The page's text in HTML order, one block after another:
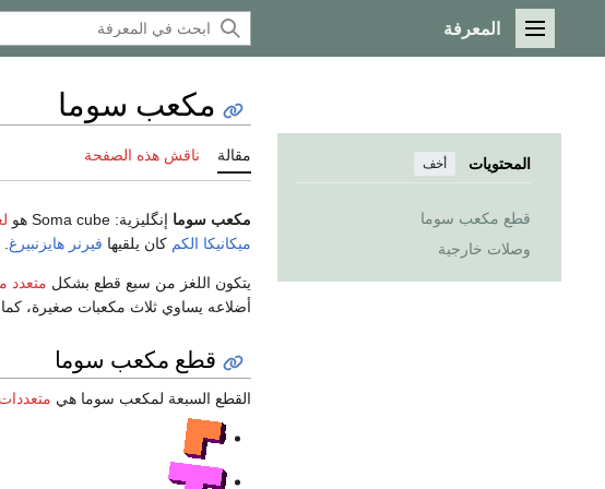
القائمة الرئيسية
المعرفة
المحتويات أخف
قطع مكعب سوما
وصلات خارجية
مكعب سوما
مقالة ناقش هذه الصفحة
مكعب سوما إنگليزية: Soma cube هو
ميكانيكا الكم كان يلقيها فيرنر هايزنبيرغ
يتكون اللغز من سبع قطع بشكل متعدد
أضلاعه يساوي ثلاث مكعبات صغيرة، كما
قطع مكعب سوما
القطع السبعة لمكعب سوما هي